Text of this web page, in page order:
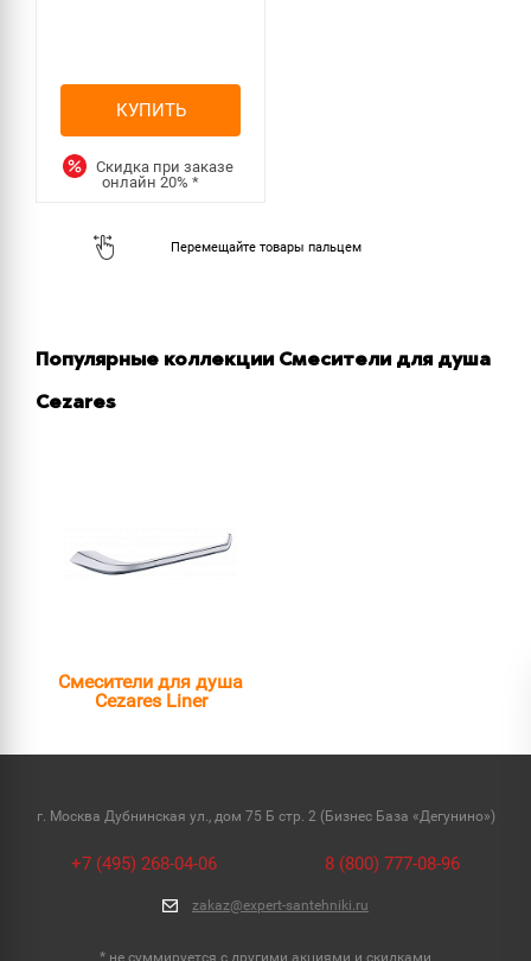
КУПИТЬ
Скидка при заказе
онлайн20%*
Популярные коллекции Смесители для душа
Cezares
Смесители для душа
Cezares Liner
г. Москва Дубнинская ул., дом 75 Б стр. 2 (Бизнес База «Дегунино»)
+7 (495) 268-04-06 8 (800) 777-08-96
zakaz@expert-santehniki.ru
* не суммируется с другими акциями и скидками